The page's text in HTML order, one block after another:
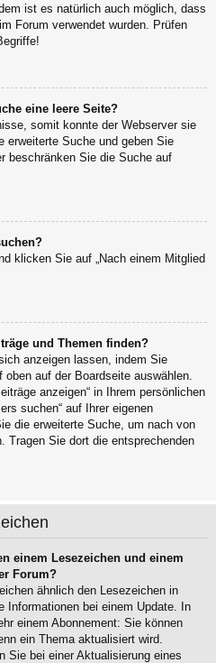
ist es natürlich auch möglich, dass
Forum verwendet wurden. Prüfen
eine leere Seite?
somit konnte der Webserver sie
erweiterte Suche und geben Sie
beschränken Sie die Suche auf
klicken Sie auf „Nach einem Mitglied
und Themen finden?
anzeigen lassen, indem Sie
oben auf der Boardseite auswählen.
anzeigen“ in Ihrem persönlichen
suchen“ auf Ihrer eigenen
die erweiterte Suche, um nach von
Tragen Sie dort die entsprechenden
einem Lesezeichen und einem
Forum?
ähnlich den Lesezeichen in
Informationen bei einem Update. In
einem Abonnement: Sie können
ein Thema aktualisiert wird.
Sie bei einer Aktualisierung eines